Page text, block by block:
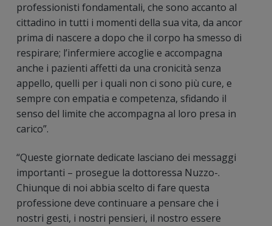
professionisti fondamentali, che sono accanto al
cittadino in tutti i momenti della sua vita, da ancor
prima di nascere a dopo che il corpo ha smesso di
respirare; l’infermiere accoglie e accompagna
anche i pazienti affetti da una cronicità senza
appello, quelli per i quali non ci sono più cure, e
sempre con empatia e competenza, sfidando il
senso del limite che accompagna al loro presa in
carico”.
“Queste giornate dedicate lasciano dei messaggi
importanti – prosegue la dottoressa Nuzzo-.
Chiunque di noi abbia scelto di fare questa
professione deve continuare a pensare che i
nostri gesti, i nostri pensieri, il nostro essere